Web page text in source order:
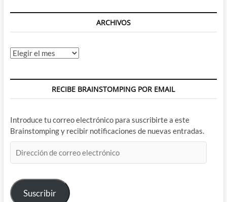
ARCHIVOS
Archivos
RECIBE BRAINSTOMPING POR EMAIL
Introduce tu correo electrónico para suscribirte a este
Brainstomping y recibir notificaciones de nuevas entradas.
de
electrónico
Suscribir